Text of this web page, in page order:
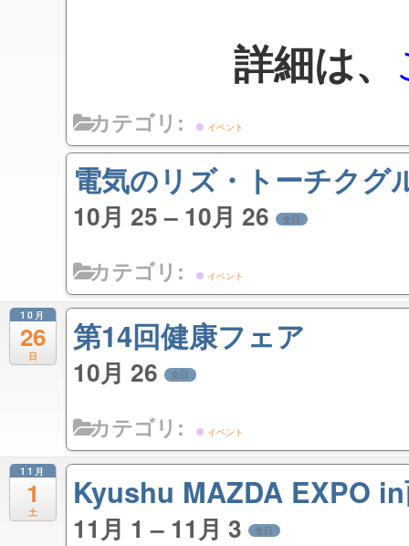
詳細は、
カテゴリ: イベント
電気のリズ・トーチクグ
10月 25 – 10月 26 全日
カテゴリ: イベント
10月
26
日
第14回健康フェア
10月 26 全日
カテゴリ: イベント
11月
1
土
Kyushu MAZDA EXPO
11月 1 – 11月 3 全日